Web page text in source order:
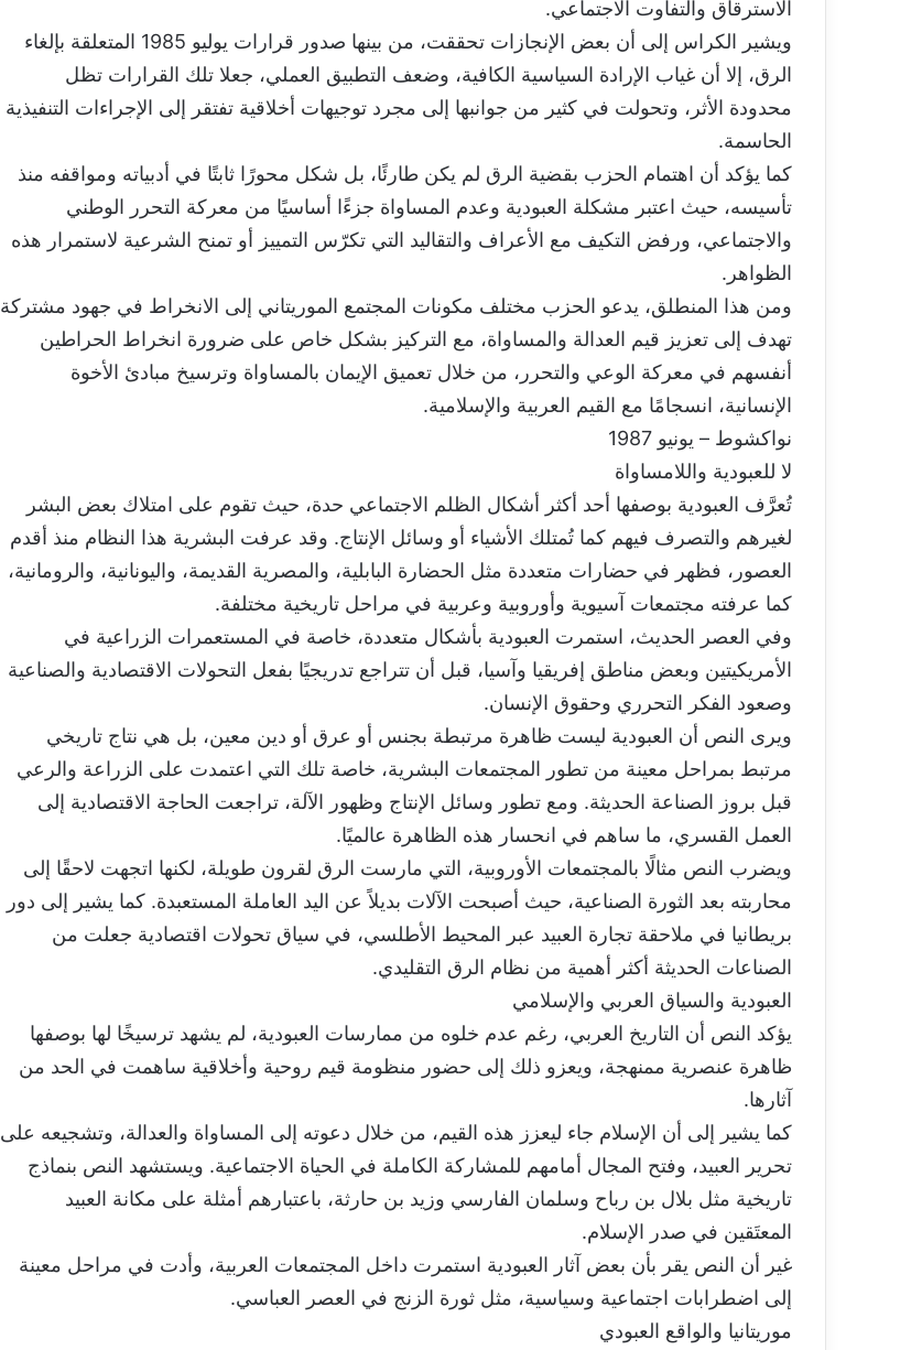
الاسترقاق والتفاوت الاجتماعي.
ويشير الكراس إلى أن بعض الإنجازات تحققت، من بينها صدور قرارات يوليو 1985 المتعلقة بإلغاء
الرق، إلا أن غياب الإرادة السياسية الكافية، وضعف التطبيق العملي، جعلا تلك القرارات تظل
محدودة الأثر، وتحولت في كثير من جوانبها إلى مجرد توجيهات أخلاقية تفتقر إلى الإجراءات التنفيذية
الحاسمة.
كما يؤكد أن اهتمام الحزب بقضية الرق لم يكن طارئًا، بل شكل محورًا ثابتًا في أدبياته ومواقفه منذ
تأسيسه، حيث اعتبر مشكلة العبودية وعدم المساواة جزءًا أساسيًا من معركة التحرر الوطني
والاجتماعي، ورفض التكيف مع الأعراف والتقاليد التي تكرّس التمييز أو تمنح الشرعية لاستمرار هذه
الظواهر.
ومن هذا المنطلق، يدعو الحزب مختلف مكونات المجتمع الموريتاني إلى الانخراط في جهود مشتركة
تهدف إلى تعزيز قيم العدالة والمساواة، مع التركيز بشكل خاص على ضرورة انخراط الحراطين
أنفسهم في معركة الوعي والتحرر، من خلال تعميق الإيمان بالمساواة وترسيخ مبادئ الأخوة
الإنسانية، انسجامًا مع القيم العربية والإسلامية.
نواكشوط – يونيو 1987
لا للعبودية واللامساواة
تُعرَّف العبودية بوصفها أحد أكثر أشكال الظلم الاجتماعي حدة، حيث تقوم على امتلاك بعض البشر
لغيرهم والتصرف فيهم كما تُمتلك الأشياء أو وسائل الإنتاج. وقد عرفت البشرية هذا النظام منذ أقدم
العصور، فظهر في حضارات متعددة مثل الحضارة البابلية، والمصرية القديمة، واليونانية، والرومانية،
كما عرفته مجتمعات آسيوية وأوروبية وعربية في مراحل تاريخية مختلفة.
وفي العصر الحديث، استمرت العبودية بأشكال متعددة، خاصة في المستعمرات الزراعية في
الأمريكيتين وبعض مناطق إفريقيا وآسيا، قبل أن تتراجع تدريجيًا بفعل التحولات الاقتصادية والصناعية
وصعود الفكر التحرري وحقوق الإنسان.
ويرى النص أن العبودية ليست ظاهرة مرتبطة بجنس أو عرق أو دين معين، بل هي نتاج تاريخي
مرتبط بمراحل معينة من تطور المجتمعات البشرية، خاصة تلك التي اعتمدت على الزراعة والرعي
قبل بروز الصناعة الحديثة. ومع تطور وسائل الإنتاج وظهور الآلة، تراجعت الحاجة الاقتصادية إلى
العمل القسري، ما ساهم في انحسار هذه الظاهرة عالميًا.
ويضرب النص مثالًا بالمجتمعات الأوروبية، التي مارست الرق لقرون طويلة، لكنها اتجهت لاحقًا إلى
محاربته بعد الثورة الصناعية، حيث أصبحت الآلات بديلاً عن اليد العاملة المستعبدة. كما يشير إلى دور
بريطانيا في ملاحقة تجارة العبيد عبر المحيط الأطلسي، في سياق تحولات اقتصادية جعلت من
الصناعات الحديثة أكثر أهمية من نظام الرق التقليدي.
العبودية والسياق العربي والإسلامي
يؤكد النص أن التاريخ العربي، رغم عدم خلوه من ممارسات العبودية، لم يشهد ترسيخًا لها بوصفها
ظاهرة عنصرية ممنهجة، ويعزو ذلك إلى حضور منظومة قيم روحية وأخلاقية ساهمت في الحد من
آثارها.
كما يشير إلى أن الإسلام جاء ليعزز هذه القيم، من خلال دعوته إلى المساواة والعدالة، وتشجيعه على
تحرير العبيد، وفتح المجال أمامهم للمشاركة الكاملة في الحياة الاجتماعية. ويستشهد النص بنماذج
تاريخية مثل بلال بن رباح وسلمان الفارسي وزيد بن حارثة، باعتبارهم أمثلة على مكانة العبيد
المعتَقين في صدر الإسلام.
غير أن النص يقر بأن بعض آثار العبودية استمرت داخل المجتمعات العربية، وأدت في مراحل معينة
إلى اضطرابات اجتماعية وسياسية، مثل ثورة الزنج في العصر العباسي.
موريتانيا والواقع العبودي